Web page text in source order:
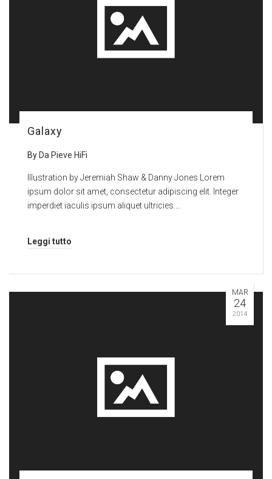
Galaxy
By Da Pieve HiFi
Illustration by Jeremiah Shaw & Danny Jones Lorem
ipsum dolor sit amet, consectetur adipiscing elit. Integer
imperdiet iaculis ipsum aliquet ultricies.…
Leggi tutto
MAR
24
2014